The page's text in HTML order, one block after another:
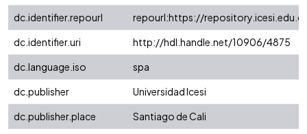
dc.identifier.repourl
repourl:https://
dc.identifier.uri
http://hdl.handle.net/10906/4875
dc.language.iso
spa
dc.publisher
Universidad Icesi
dc.publisher.place
Santiago de Cali